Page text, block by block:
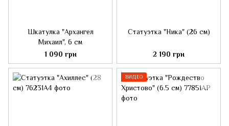
Шкатулка "Архангел
Михаил", 6 см
1 090 грн
Статуэтка "Ника" (26 см)
2 190 грн
ВИДЕО